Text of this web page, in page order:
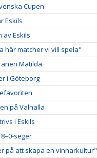
Cupen
Eskils
av Eskils
här matcher vi vill spela"
Matilda
i Göteborg
på Valhalla
i Eskils
seger
på att skapa en vinnarkultur"